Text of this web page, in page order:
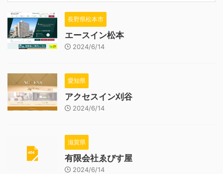
長野県松本市
エースイン松本
2024/6/14
愛知県
アクセスイン刈谷
2024/6/14
滋賀県
有限会社ゑびす屋
2024/6/14